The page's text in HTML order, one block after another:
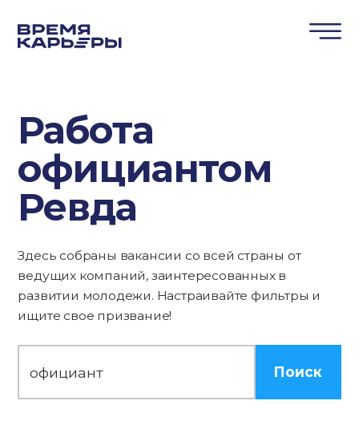
Работа
официантом
Ревда
Здесь собраны вакансии со всей страны от
ведущих компаний, заинтересованных в
развитии молодежи. Настраивайте фильтры и
ищите свое призвание!
Поиск